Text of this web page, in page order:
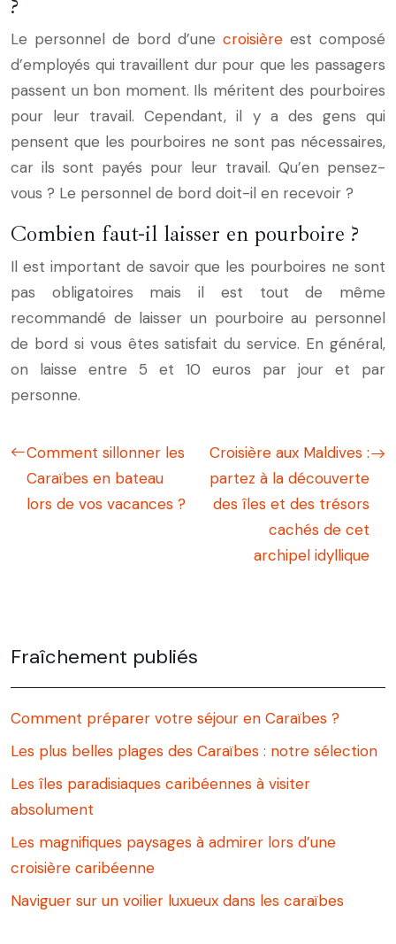
?
Le personnel de bord d’une croisière est composé
d’employés qui travaillent dur pour que les passagers
passent un bon moment. Ils méritent des pourboires
pour leur travail. Cependant, il y a des gens qui
pensent que les pourboires ne sont pas nécessaires,
car ils sont payés pour leur travail. Qu’en pensez-
vous ? Le personnel de bord doit-il en recevoir ?
Combien faut-il laisser en pourboire ?
Il est important de savoir que les pourboires ne sont
pas obligatoires mais il est tout de même
recommandé de laisser un pourboire au personnel
de bord si vous êtes satisfait du service. En général,
on laisse entre 5 et 10 euros par jour et par
personne.
Comment sillonner les
Caraïbes en bateau
lors de vos vacances ?
Croisière aux Maldives :
partez à la découverte
des îles et des trésors
cachés de cet
archipel idyllique
Fraîchement publiés
Comment préparer votre séjour en Caraïbes ?
Les plus belles plages des Caraïbes : notre sélection
Les îles paradisiaques caribéennes à visiter
absolument
Les magnifiques paysages à admirer lors d’une
croisière caribéenne
Naviguer sur un voilier luxueux dans les caraïbes